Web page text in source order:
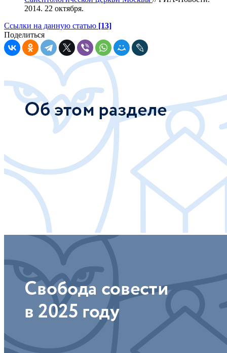
2014. 22 октября.
Ссылки на данную статью [13]
Поделиться